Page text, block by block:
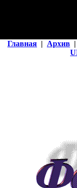
Главная | Архив |